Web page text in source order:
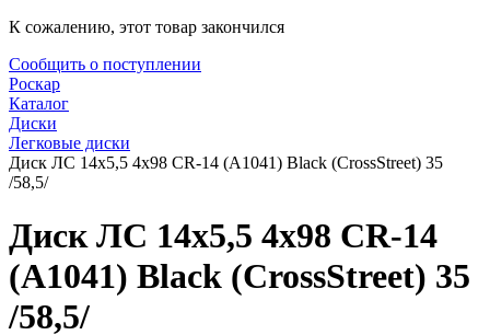
К сожалению, этот товар закончился
Сообщить о поступлении
Роскар
Каталог
Диски
Легковые диски
Диск ЛС 14x5,5 4x98 CR-14 (A1041) Black (CrossStreet) 35
/58,5/
Диск ЛС 14x5,5 4x98 CR-14
(A1041) Black (CrossStreet) 35
/58,5/